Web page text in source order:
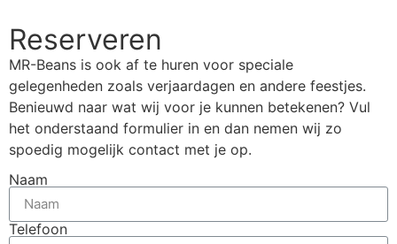
Reserveren
MR-Beans is ook af te huren voor speciale
gelegenheden zoals verjaardagen en andere feestjes.
Benieuwd naar wat wij voor je kunnen betekenen? Vul
het onderstaand formulier in en dan nemen wij zo
spoedig mogelijk contact met je op.
Naam
Telefoon